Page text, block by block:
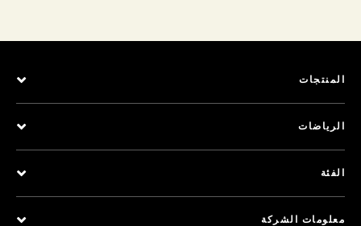
المنتجات
الرياضات
الفئة
معلومات الشركة